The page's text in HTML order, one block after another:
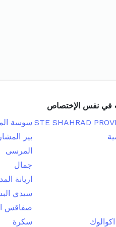
في نفس الإختصاص
STE SHAHRAD سوسة
بير
المرسى
جمال
اريانة
سيدي
صفاقس
سكرة